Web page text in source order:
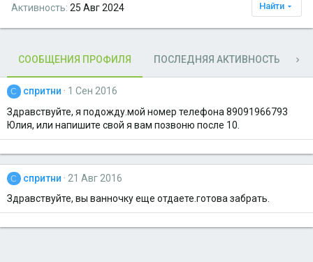
Активность 25 Авг 2024 Найти
СООБЩЕНИЯ ПРОФИЛЯ ПОСЛЕДНЯЯ АКТИВНОСТЬ
С спритни
1 Сен 2016
Здравствуйте, я подожду.мой номер телефона 89091966793
Юлия, или напишите свой я вам позвоню после 10.
С спритни
21 Авг 2016
Здравствуйте, вы ванночку еще отдаете.готова забрать.